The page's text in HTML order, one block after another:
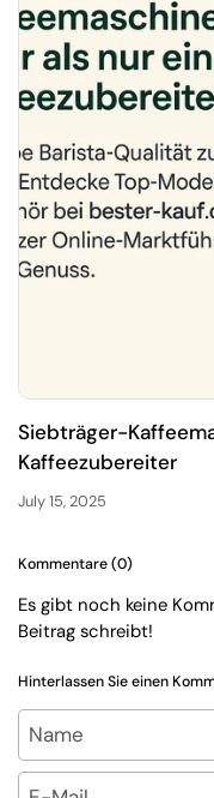
Siebträger-
Kaffeezubereiter
July 15, 2025
Kommentare (0)
Es gibt noch keine
Beitrag schreibt!
Hinterlassen Sie einen
Name
E-Mail